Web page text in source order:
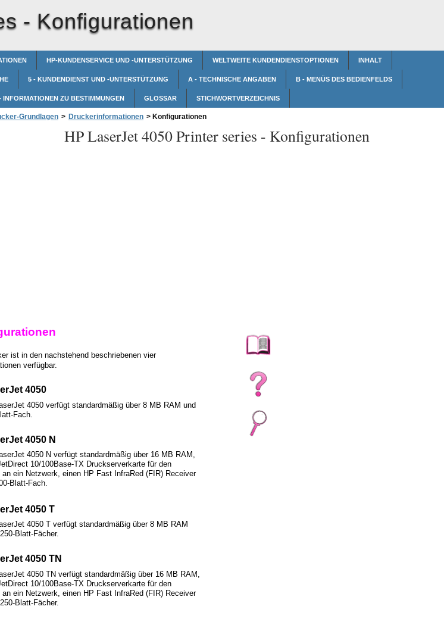
- Konfigurationen
HP-KUNDENSERVICE UND -UNTERSTÜTZUNG WELTWEITE KUNDENDIENSTOPTIONEN INHALT
5 - KUNDENDIENST UND -UNTERSTÜTZUNG A - TECHNISCHE ANGABEN B - MENÜS DES BEDIENFELDS
INFORMATIONEN ZU BESTIMMUNGEN GLOSSAR STICHWORTVERZEICHNIS
Grundlagen > Druckerinformationen > Konfigurationen
HP LaserJet 4050 Printer series - Konfigurationen
ist in den nachstehend beschriebenen vier
verfügbar.
4050
4050 verfügt standardmäßig über 8 MB RAM und
Fach.
4050 N
4050 N verfügt standardmäßig über 16 MB RAM,
10/100Base-TX Druckserverkarte für den
ein Netzwerk, einen HP Fast InfraRed (FIR) Receiver
Blatt-Fach.
4050 T
4050 T verfügt standardmäßig über 8 MB RAM
Blatt-Fächer.
4050 TN
4050 TN verfügt standardmäßig über 16 MB RAM,
10/100Base-TX Druckserverkarte für den
ein Netzwerk, einen HP Fast InfraRed (FIR) Receiver
Blatt-Fächer.